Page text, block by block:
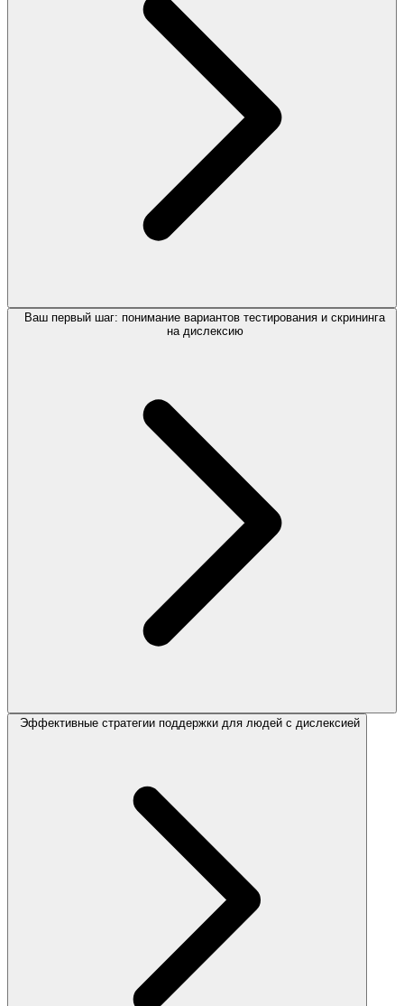
Ваш первый шаг: понимание вариантов тестирования и скрининга
на дислексию
Эффективные стратегии поддержки для людей с дислексией